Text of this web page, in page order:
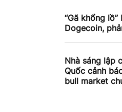
“Gã khổng
Dogecoin,
Nhà sáng lập
Quốc cảnh
bull market